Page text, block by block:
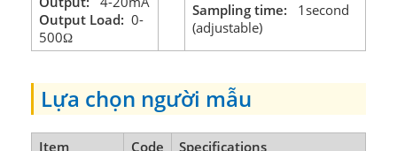
Output Load: 0-
500Ω
Sampling time:
1second
(adjustable)
Lựa chọn người mẫu
Item Code
Specifications